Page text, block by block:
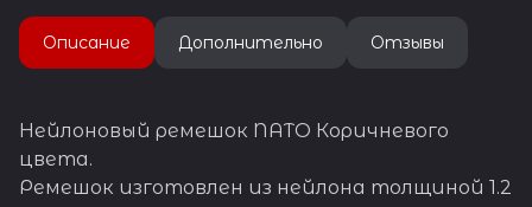
Ремешки NATO благодаря
простоте своего внешнего
вида и большому
практически к любым часам.
Описание Дополнительно Отзывы
Нейлоновый ремешок NATO Коричневого
цвета.
Ремешок изготовлен из нейлона толщиной 1.2